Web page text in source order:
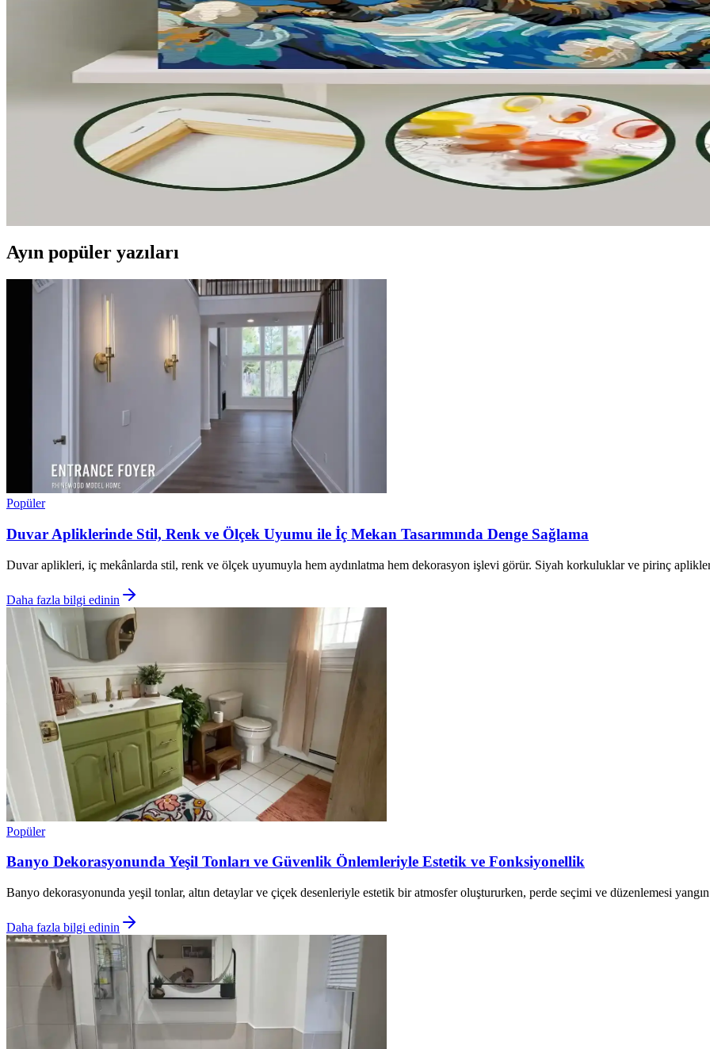
Tryon Kidz Sarı çocuk kaleci eldiveni, dayanıklı malzemeleri ve ayarlanabilir yapısıyla güvenli ve konforlu futbol deneyimi sunar. Uzun
Çocuklar İçin Boyama ve Eğlence Setleri Karşılaştırması En İyi Seçenekler ve Özellikler
İki popüler çocuk boyama kitabı ve etkinlik setinin detaylı karşılaştırmasıyla, en uygun eğlence ve eğitim ürününü seçmenize yardımcı
Stabilo Point 88 İnce Keçe Uçlu Kalem: Renkli Yazım ve Çizim İçin Yüksek Performanslı Kalem
Stabilo Point 88, canlı renkleri, dayanıklı yapısı ve güvenli tasarımıyla okul ve sanat projeleri için ideal ince keçe uçlu kalemdir.
Palmiye Hobi Sanat ve Wombhobby Neo Felsefe Sayılarla Boyama Setlerinin Karşılaştırması
İki farklı sayılarla boyama seti olan Palmiye Hobi Sanat ve Wombhobby Neo Felsefe'nin özellikleri ve kullanıcı yorumlarıyla detaylı
Ayın popüler yazıları
Popüler
Duvar Apliklerinde Stil, Renk ve Ölçek Uyumu ile İç Mekan Tasarımında Denge Sağlama
Duvar aplikleri, iç mekânlarda stil, renk ve ölçek uyumuyla hem aydınlatma hem dekorasyon işlevi görür. Siyah korkuluklar ve pirinç
Daha fazla bilgi edinin
Popüler
Banyo Dekorasyonunda Yeşil Tonları ve Güvenlik Önlemleriyle Estetik ve Fonksiyonellik
Banyo dekorasyonunda yeşil tonlar, altın detaylar ve çiçek desenleriyle estetik bir atmosfer oluştururken, perde seçimi ve düzenlemesi
Daha fazla bilgi edinin